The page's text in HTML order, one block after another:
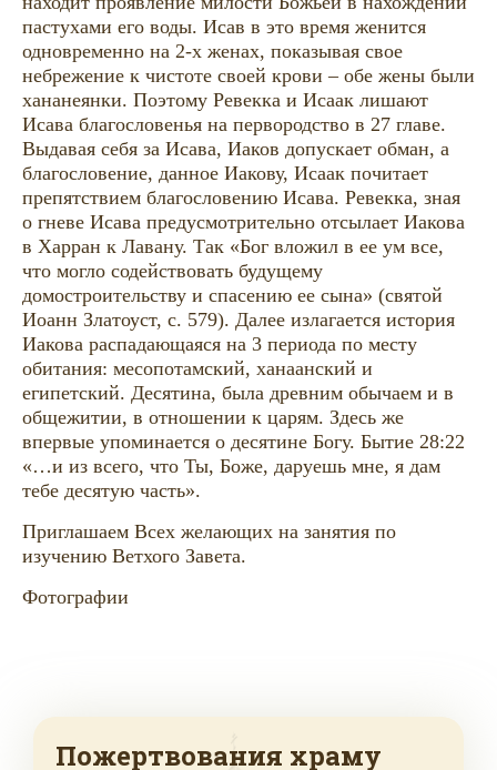
пастухами его воды. Исав в это время женится
одновременно на 2-х женах, показывая свое
небрежение к чистоте своей крови – обе жены были
хананеянки. Поэтому Ревекка и Исаак лишают
Исава благословенья на первородство в 27 главе.
Выдавая себя за Исава, Иаков допускает обман, а
благословение, данное Иакову, Исаак почитает
препятствием благословению Исава. Ревекка, зная
о гневе Исава предусмотрительно отсылает Иакова
в Харран к Лавану. Так «Бог вложил в ее ум все,
что могло содействовать будущему
домостроительству и спасению ее сына» (святой
Иоанн Златоуст, с. 579). Далее излагается история
Иакова распадающаяся на 3 периода по месту
обитания: месопотамский, ханаанский и
египетский. Десятина, была древним обычаем и в
общежитии, в отношении к царям. Здесь же
впервые упоминается о десятине Богу. Бытие 28:22
«…и из всего, что Ты, Боже, даруешь мне, я дам
тебе десятую часть».
Приглашаем Всех желающих на занятия по
изучению Ветхого Завета.
Фотографии
Пожертвования храму